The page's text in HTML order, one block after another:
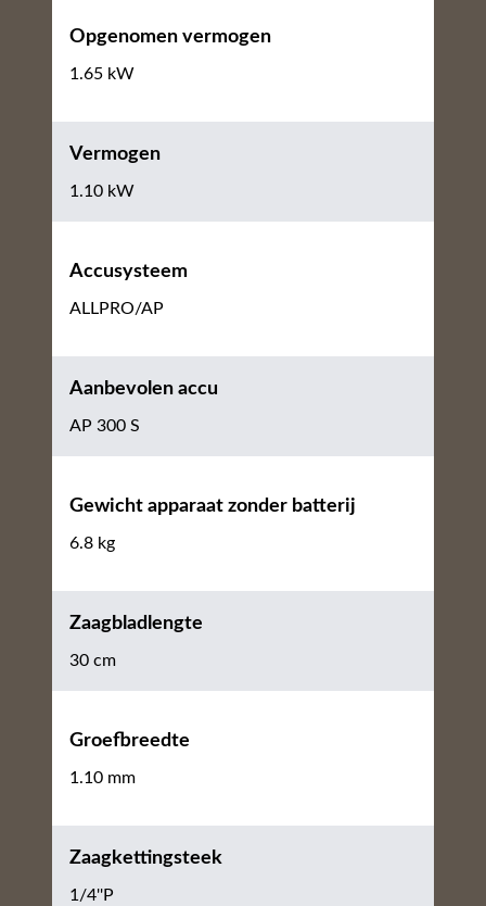
Opgenomen vermogen
1.65 kW
Vermogen
1.10 kW
Accusysteem
ALLPRO/AP
Aanbevolen accu
AP 300 S
Gewicht apparaat zonder batterij
6.8 kg
Zaagbladlengte
30 cm
Groefbreedte
1.10 mm
Zaagkettingsteek
1/4''P